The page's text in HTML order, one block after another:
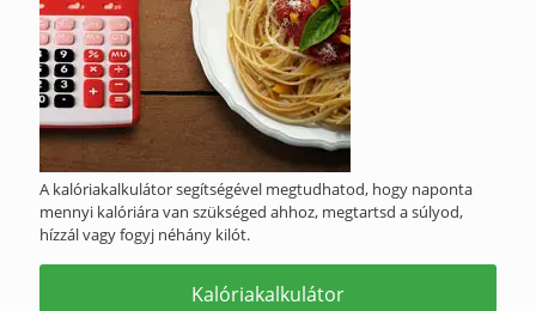
A kalóriakalkulátor segítségével megtudhatod, hogy naponta
mennyi kalóriára van szükséged ahhoz, megtartsd a súlyod,
hízzál vagy fogyj néhány kilót.
Kalóriakalkulátor